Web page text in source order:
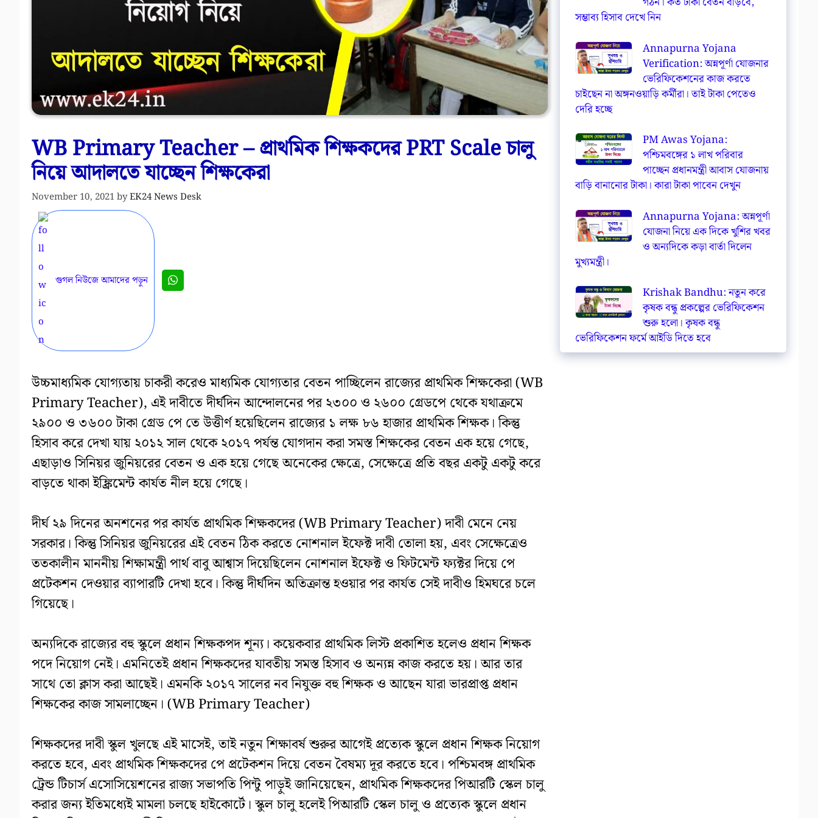
WB Primary Teacher – প্রাথমিক শিক্ষকদের PRT Scale চালু
নিয়ে আদালতে যাচ্ছেন শিক্ষকেরা
November 10, 2021 byEK24 News Desk
গুগল নিউজে আমাদের পড়ুন
উচ্চমাধ্যমিক যোগ্যতায় চাকরী করেও মাধ্যমিক যোগ্যতার বেতন পাচ্ছিলেন রাজ্যের প্রাথমিক শিক্ষকেরা (WB
Primary Teacher), এই দাবীতে দীর্ঘদিন আন্দোলনের পর ২৩০০ ও ২৬০০ গ্রেডপে থেকে যথাক্রমে
২৯০০ ও ৩৬০০ টাকা গ্রেড পে তে উত্তীর্ণ হয়েছিলেন রাজ্যের ১ লক্ষ ৮৬ হাজার প্রাথমিক শিক্ষক। কিন্তু
হিসাব করে দেখা যায় ২০১২ সাল থেকে ২০১৭ পর্যন্ত যোগদান করা সমস্ত শিক্ষকের বেতন এক হয়ে গেছে,
এছাড়াও সিনিয়র জুনিয়রের বেতন ও এক হয়ে গেছে অনেকের ক্ষেত্রে, সেক্ষেত্রে প্রতি বছর একটু একটু করে
বাড়তে থাকা ইঙ্ক্রিমেন্ট কার্যত নীল হয়ে গেছে।
দীর্ঘ ২৯ দিনের অনশনের পর কার্যত প্রাথমিক শিক্ষকদের (WB Primary Teacher) দাবী মেনে নেয়
সরকার। কিন্তু সিনিয়র জুনিয়রের এই বেতন ঠিক করতে নোশনাল ইফেক্ট দাবী তোলা হয়, এবং সেক্ষেত্রেও
ততকালীন মাননীয় শিক্ষামন্ত্রী পার্থ বাবু আশ্বাস দিয়েছিলেন নোশনাল ইফেক্ট ও ফিটমেন্ট ফ্যক্টর দিয়ে পে
প্রটেকশন দেওয়ার ব্যাপারটি দেখা হবে। কিন্তু দীর্ঘদিন অতিক্রান্ত হওয়ার পর কার্যত সেই দাবীও হিমঘরে চলে
গিয়েছে।
অন্যদিকে রাজ্যের বহু স্কুলে প্রধান শিক্ষকপদ শূন্য। কয়েকবার প্রাথমিক লিস্ট প্রকাশিত হলেও প্রধান শিক্ষক
পদে নিয়োগ নেই। এমনিতেই প্রধান শিক্ষকদের যাবতীয় সমস্ত হিসাব ও অন্যন্ন কাজ করতে হয়। আর তার
সাথে তো ক্লাস করা আছেই। এমনকি ২০১৭ সালের নব নিযুক্ত বহু শিক্ষক ও আছেন যারা ভারপ্রাপ্ত প্রধান
শিক্ষকের কাজ সামলাচ্ছেন। (WB Primary Teacher)
শিক্ষকদের দাবী স্কুল খুলছে এই মাসেই, তাই নতুন শিক্ষাবর্ষ শুরুর আগেই প্রত্যেক স্কুলে প্রধান শিক্ষক নিয়োগ
করতে হবে, এবং প্রাথমিক শিক্ষকদের পে প্রটেকশন দিয়ে বেতন বৈষম্য দূর করতে হবে। পশ্চিমবঙ্গ প্রাথমিক
ট্রেন্ড টিচার্স এসোসিয়েশনের রাজ্য সভাপতি পিন্টু পাড়ুই জানিয়েছেন, প্রাথমিক শিক্ষকদের পিআরটি স্কেল চালু
করার জন্য ইতিমধ্যেই মামলা চলছে হাইকোর্টে। স্কুল চালু হলেই পিআরটি স্কেল চালু ও প্রত্যেক স্কুলে প্রধান
সম্ভাব্য হিসাব দেখে নিন
Annapurna Yojana
Verification: অন্নপূর্ণা যোজনার
ভেরিফিকেশনের কাজ করতে
চাইছেন না অঙ্গনওয়াড়ি কর্মীরা। তাই টাকা পেতেও
দেরি হচ্ছে
PM Awas Yojana:
পশ্চিমবঙ্গের ১ লাখ পরিবার
পাচ্ছেন প্রধানমন্ত্রী আবাস যোজনায়
বাড়ি বানানোর টাকা। কারা টাকা পাবেন দেখুন
Annapurna Yojana: অন্নপূর্ণা
যোজনা নিয়ে এক দিকে খুশির খবর
ও অন্যদিকে কড়া বার্তা দিলেন
মুখ্যমন্ত্রী।
Krishak Bandhu: নতুন করে
কৃষক বন্ধু প্রকল্পের ভেরিফিকেশন
শুরু হলো। কৃষক বন্ধু
ভেরিফিকেশন ফর্মে আইডি দিতে হবে